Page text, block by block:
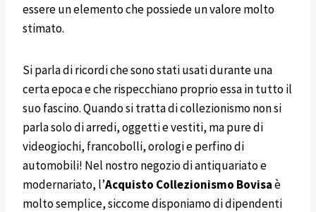
essere un elemento che possiede un valore molto
stimato.
Si parla di ricordi che sono stati usati durante una
certa epoca e che rispecchiano proprio essa in tutto il
suo fascino. Quando si tratta di collezionismo non si
parla solo di arredi, oggetti e vestiti, ma pure di
videogiochi, francobolli, orologi e perfino di
automobili! Nel nostro negozio di antiquariato e
modernariato, l’Acquisto Collezionismo Bovisaè
molto semplice, siccome disponiamo di dipendenti